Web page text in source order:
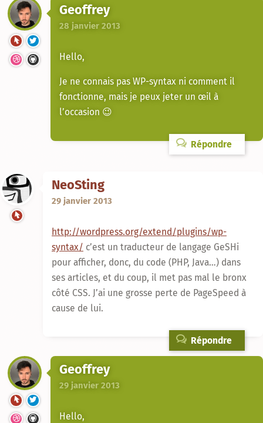
Geoffrey
28 janvier 2013
Hello,
Je ne connais pas WP-syntax ni comment il
fonctionne, mais je peux jeter un œil à
l’occasion 😉
Répondre
NeoSting
29 janvier 2013
http://wordpress.org/extend/plugins/wp-
syntax/ c’est un traducteur de langage GeSHi
pour afficher, donc, du code (PHP, Java…) dans
ses articles, et du coup, il met pas mal le bronx
côté CSS. J’ai une grosse perte de PageSpeed à
cause de lui.
Répondre
Geoffrey
29 janvier 2013
Hello,